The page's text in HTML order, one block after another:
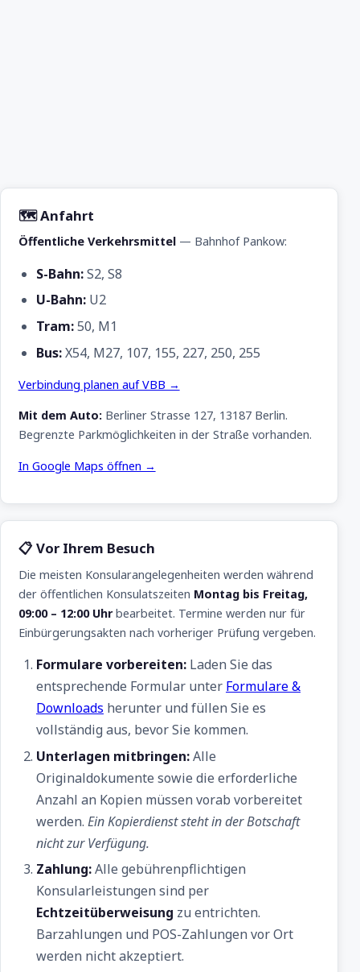
🗺 Anfahrt
Öffentliche Verkehrsmittel— Bahnhof Pankow:
S-Bahn:S2, S8
U-Bahn:U2
Tram:50, M1
Bus:X54, M27, 107, 155, 227, 250, 255
Verbindung planen auf VBB →
Mit dem Auto:Berliner Strasse 127, 13187 Berlin.
Begrenzte Parkmöglichkeiten in der Straße vorhanden.
In Google Maps öffnen →
📋 Vor Ihrem Besuch
Die meisten Konsularangelegenheiten werden während
der öffentlichen Konsulatszeiten Montag bis Freitag,
09:00 – 12:00 Uhrbearbeitet. Termine werden nur für
Einbürgerungsakten nach vorheriger Prüfung vergeben.
Formulare vorbereiten:Laden Sie das
entsprechende Formular unter Formulare &
Downloads herunter und füllen Sie es
vollständig aus, bevor Sie kommen.
Unterlagen mitbringen:Alle
Originaldokumente sowie die erforderliche
Anzahl an Kopien müssen vorab vorbereitet
werden. Ein Kopierdienst steht in der Botschaft
nicht zur Verfügung.
Zahlung:Alle gebührenpflichtigen
Konsularleistungen sind per
Echtzeitüberweisung zu entrichten.
Barzahlungen und POS-Zahlungen vor Ort
werden nicht akzeptiert.